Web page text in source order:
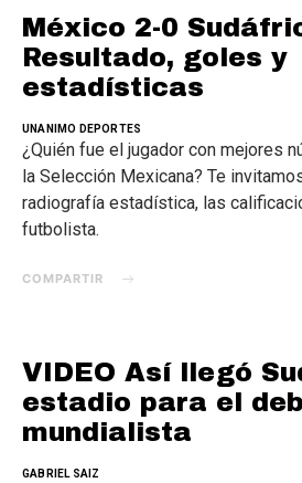
México 2-0
Resultado, goles y
estadísticas
UNANIMO DEPORTES
¿Quién fue el jugador con mejores
la Selección Mexicana? Te
radiografía estadística, las
futbolista.
COMPARTIR
VIDEO Así llegó
estadio para el
mundialista
GABRIEL SAIZ